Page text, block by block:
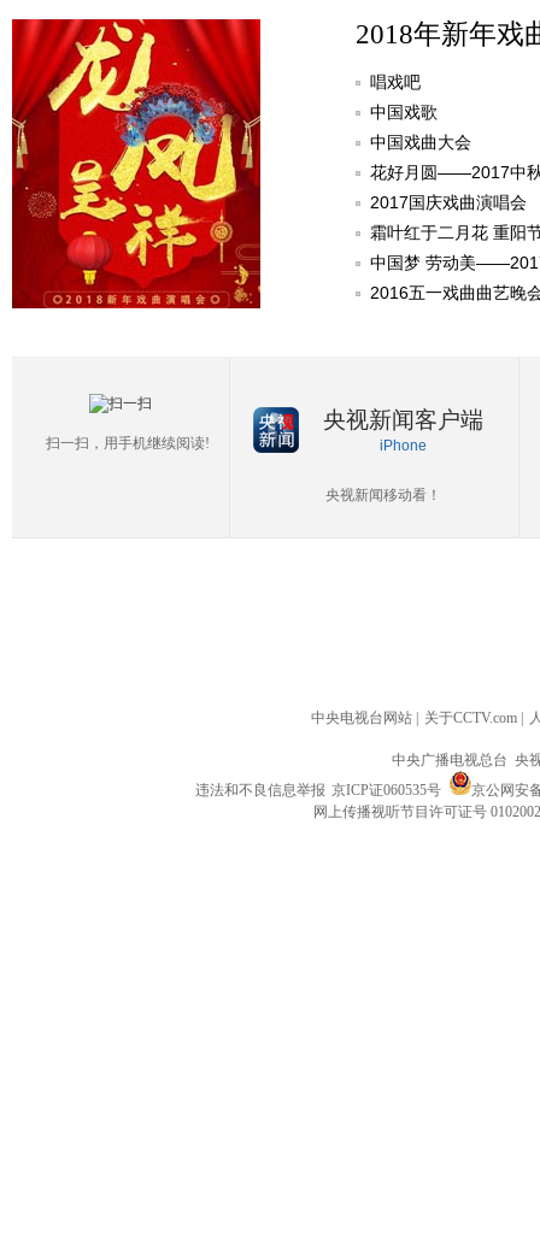
2018年新年戏
唱戏吧
中国戏歌
中国戏曲大会
花好月圆——2017中
2017国庆戏曲演唱会
霜叶红于二月花 重阳
中国梦 劳动美
2016五一戏曲曲艺晚
扫一扫，用手机继续阅读!
央视新闻客户端
iPhone
央视新闻移动看！
中央电视台网站 关于CCTV.com
中央广播电视总台 央
违法和不良信息举报 京ICP证060535号
京公网安
网上传播视听节目许可证号